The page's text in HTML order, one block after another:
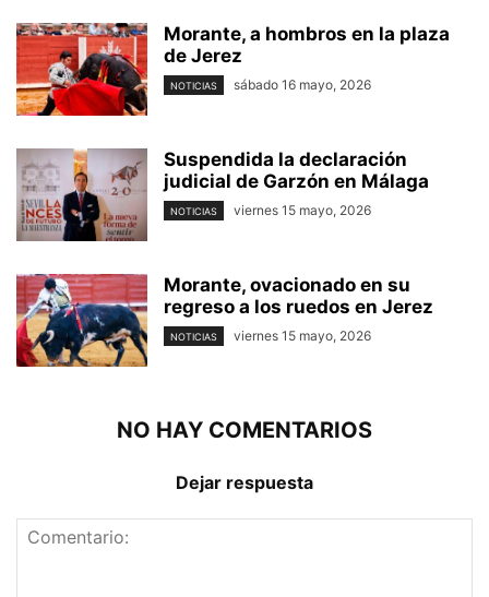
Morante, a hombros en la plaza
de Jerez
NOTICIAS sábado 16 mayo, 2026
Suspendida la declaración
judicial de Garzón en Málaga
NOTICIAS viernes 15 mayo, 2026
Morante, ovacionado en su
regreso a los ruedos en Jerez
NOTICIAS viernes 15 mayo, 2026
NO HAY COMENTARIOS
Dejar respuesta